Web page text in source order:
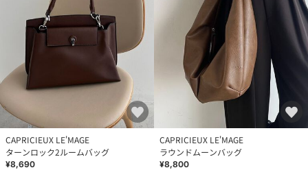
CAPRICIEUX LE'MAGE
ターンロック2ルームバッグ
¥8,690
CAPRICIEUX LE'MAGE
ラウンドムーンバッグ
¥8,800